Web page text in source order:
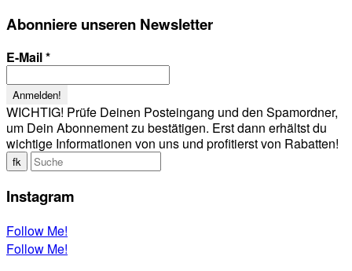
Abonniere unseren Newsletter
E-Mail*
WICHTIG! Prüfe Deinen Posteingang und den Spamordner,
um Dein Abonnement zu bestätigen. Erst dann erhältst du
wichtige Informationen von uns und profitierst von Rabatten!
Instagram
Follow Me!
Follow Me!